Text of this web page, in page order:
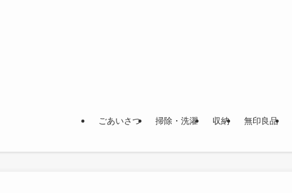
ごあいさつ 掃除・洗濯 収納 無印良品